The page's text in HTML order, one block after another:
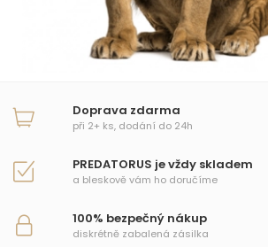
Doprava zdarma
při 2+ ks, dodání do 24h
PREDATORUS je vždy skladem
a bleskově vám ho doručíme
100% bezpečný nákup
diskrétně zabalená zásilka